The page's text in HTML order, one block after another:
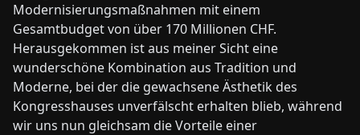
Modernisierungsmaßnahmen mit einem
Gesamtbudget von über 170 Millionen CHF.
Herausgekommen ist aus meiner Sicht eine
wunderschöne Kombination aus Tradition und
Moderne, bei der die gewachsene Ästhetik des
Kongresshauses unverfälscht erhalten blieb, während
wir uns nun gleichsam die Vorteile einer